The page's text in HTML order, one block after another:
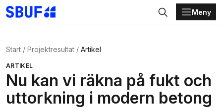
Gå direkt till huvudinnehållet
Sök
Meny
Start Projektresultat Artikel
ARTIKEL
Nu kan vi räkna på fukt och
uttorkning i modern betong